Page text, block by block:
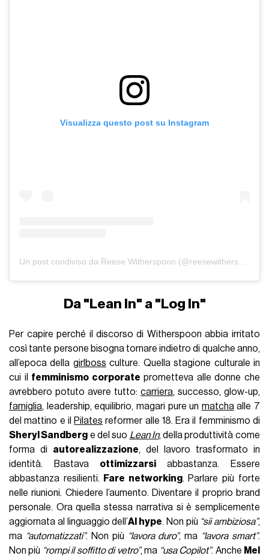
Visualizza questo post su Instagram
Da "Lean In" a "Log In"
Per capire perché il discorso di Witherspoon abbia irritato
così tante persone bisogna tornare indietro di qualche anno,
all’epoca della girlboss culture. Quella stagione culturale in
cui il femminismo corporate prometteva alle donne che
avrebbero potuto avere tutto: carriera, successo, glow-up,
famiglia, leadership, equilibrio, magari pure un matchaalle 7
del mattino e il
Pilates reformer alle 18. Era il femminismo di
Sheryl Sandberg e del suo Lean In, della produttività come
forma di autorealizzazione, del lavoro trasformato in
identità. Bastava ottimizzarsi abbastanza. Essere
abbastanza resilienti. Fare networking. Parlare più forte
nelle riunioni. Chiedere l’aumento. Diventare il proprio brand
personale. Ora quella stessa narrativa si è semplicemente
aggiornata al linguaggio dell’AI hype. Non più “sii ambiziosa”,
ma “automatizzati”. Non più “lavora duro”, ma “lavora smart”.
Non più “rompi il soffitto di vetro”, ma “usa Copilot”. Anche Mel